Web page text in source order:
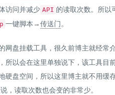
访问并减少 API 的读取次数。所以
一键脚本→传送门。
网盘挂载工具，很久前博主就经常
所以会在这里单独说下，该工具目
硬盘空间，所以这里博主就不用缓
，读取次数也会变的非常少。